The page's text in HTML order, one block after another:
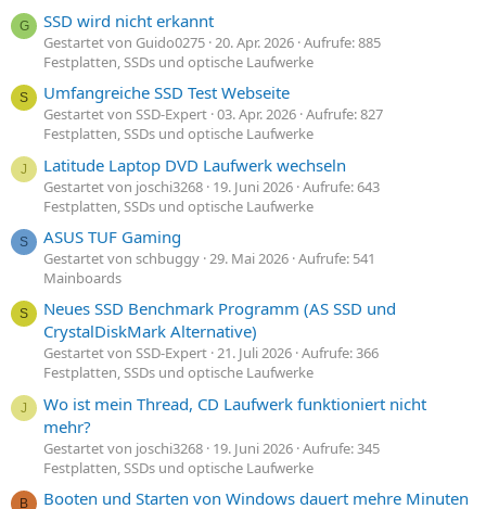
G SSD wird nicht erkannt
Gestartet von Guido0275 20. Apr. 2026 Aufrufe: 885
Festplatten, SSDs und optische Laufwerke
S Umfangreiche SSD Test Webseite
Gestartet von SSD-Expert 03. Apr. 2026 Aufrufe: 827
Festplatten, SSDs und optische Laufwerke
J Latitude Laptop DVD Laufwerk wechseln
Gestartet von joschi3268 19. Juni 2026 Aufrufe: 643
Festplatten, SSDs und optische Laufwerke
S ASUS TUF Gaming
Gestartet von schbuggy 29. Mai 2026 Aufrufe: 541
Mainboards
S
Neues SSD Benchmark Programm (AS SSD und
CrystalDiskMark Alternative)
Gestartet von SSD-Expert 21. Juli 2026 Aufrufe: 366
Festplatten, SSDs und optische Laufwerke
J
Wo ist mein Thread, CD Laufwerk funktioniert nicht
mehr?
Gestartet von joschi3268 19. Juni 2026 Aufrufe: 345
Festplatten, SSDs und optische Laufwerke
B Booten und Starten von Windows dauert mehre Minuten